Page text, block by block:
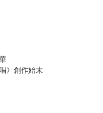
》創作始末